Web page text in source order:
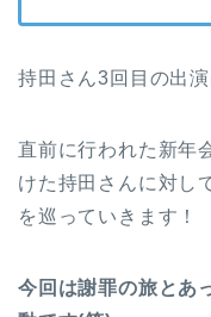
持田さん3回目の出
直前に行われた新年
けた持田さんに対し
を巡っていきます！
今回は謝罪の旅とあ